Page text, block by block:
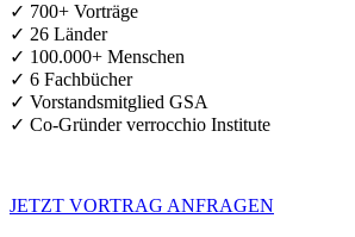
✓ 700+ Vorträge
✓ 26 Länder
✓ 100.000+ Menschen
✓ 6 Fachbücher
✓ Vorstandsmitglied GSA
✓ Co-Gründer verrocchio Institute
JETZT VORTRAG ANFRAGEN